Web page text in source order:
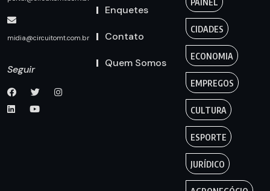
midia@circuitomt.com.br
Seguir
Enquetes
Contato
Quem Somos
PAINEL
CIDADES
ECONOMIA
EMPREGOS
CULTURA
ESPORTE
JURÍDICO